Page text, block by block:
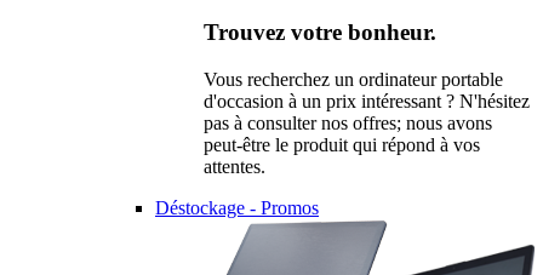
Trouvez votre bonheur.
Vous recherchez un ordinateur portable
d'occasion à un prix intéressant ? N'hésitez
pas à consulter nos offres; nous avons
peut-être le produit qui répond à vos
attentes.
Déstockage - Promos